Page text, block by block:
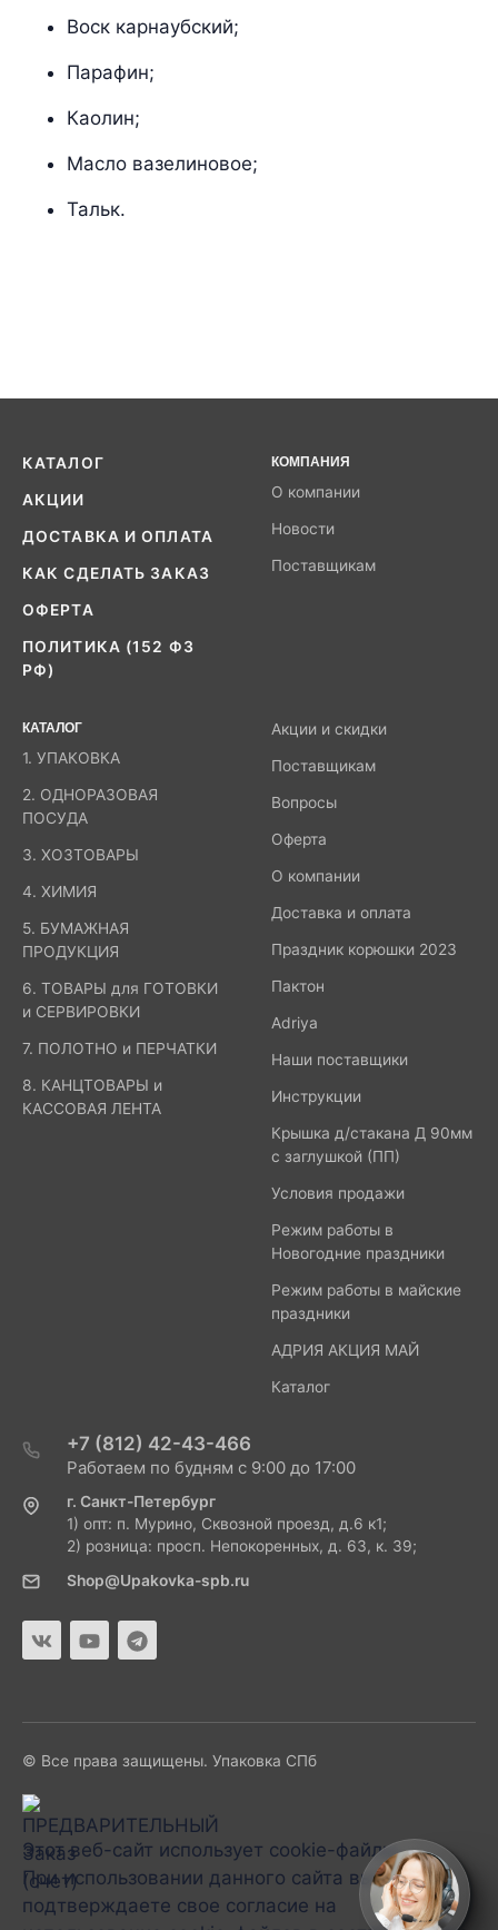
Воск карнаубский;
Парафин;
Каолин;
Масло вазелиновое;
Тальк.
КАТАЛОГ
АКЦИИ
ДОСТАВКА И ОПЛАТА
КАК СДЕЛАТЬ ЗАКАЗ
ОФЕРТА
ПОЛИТИКА (152 ФЗ
РФ)
КОМПАНИЯ
О компании
Новости
Поставщикам
КАТАЛОГ
1. УПАКОВКА
2. ОДНОРАЗОВАЯ
ПОСУДА
3. ХОЗТОВАРЫ
4. ХИМИЯ
5. БУМАЖНАЯ
ПРОДУКЦИЯ
6. ТОВАРЫ для ГОТОВКИ
и СЕРВИРОВКИ
7. ПОЛОТНО и ПЕРЧАТКИ
8. КАНЦТОВАРЫ и
КАССОВАЯ ЛЕНТА
Акции и скидки
Поставщикам
Вопросы
Оферта
О компании
Доставка и оплата
Праздник корюшки 2023
Пактон
Adriya
Наши поставщики
Инструкции
Крышка д/стакана Д 90мм
с заглушкой (ПП)
Условия продажи
Режим работы в
Новогодние праздники
Режим работы в майские
праздники
АДРИЯ АКЦИЯ МАЙ
Каталог
+7 (812) 42-43-466
Работаем по будням с 9:00 до 17:00
г. Санкт-Петербург
1) опт: п. Мурино, Сквозной проезд, д.6 к1;
2) розница: просп. Непокоренных, д. 63, к. 39;
Shop@Upakovka-spb.ru
© Все права защищены. Упаковка СПб
Этот веб-сайт использует cookie-файлы.
При использовании данного сайта вы
подтверждаете свое согласие на